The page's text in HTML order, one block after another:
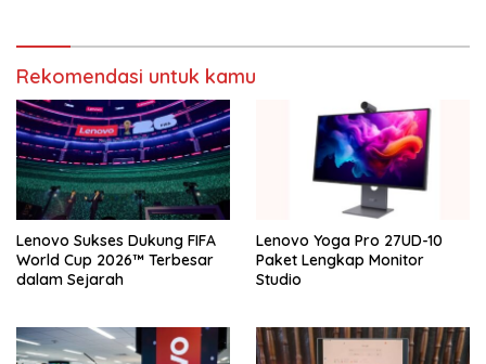
Rekomendasi untuk kamu
Lenovo Sukses Dukung FIFA
World Cup 2026™ Terbesar
dalam Sejarah
Lenovo Yoga Pro 27UD-10
Paket Lengkap Monitor
Studio